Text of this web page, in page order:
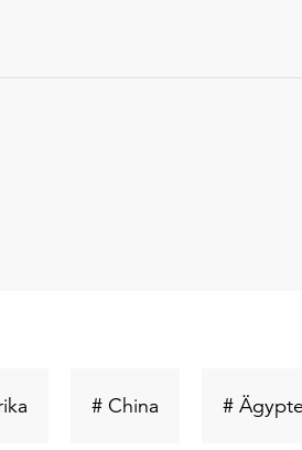
Schlüsselwort
# ChinaSchlüsselwort
#